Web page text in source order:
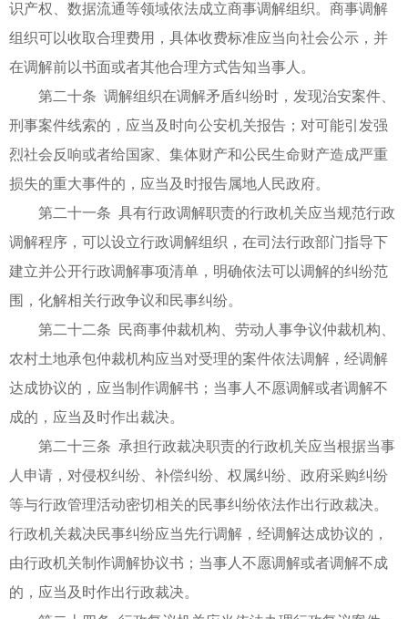
识产权、数据流通等领域依法成立商事调解组织。商事调解
组织可以收取合理费用，具体收费标准应当向社会公示，并
在调解前以书面或者其他合理方式告知当事人。
第二十条 调解组织在调解矛盾纠纷时，发现治安案件、
刑事案件线索的，应当及时向公安机关报告；对可能引发强
烈社会反响或者给国家、集体财产和公民生命财产造成严重
损失的重大事件的，应当及时报告属地人民政府。
第二十一条 具有行政调解职责的行政机关应当规范行政
调解程序，可以设立行政调解组织，在司法行政部门指导下
建立并公开行政调解事项清单，明确依法可以调解的纠纷范
围，化解相关行政争议和民事纠纷。
第二十二条 民商事仲裁机构、劳动人事争议仲裁机构、
农村土地承包仲裁机构应当对受理的案件依法调解，经调解
达成协议的，应当制作调解书；当事人不愿调解或者调解不
成的，应当及时作出裁决。
第二十三条 承担行政裁决职责的行政机关应当根据当事
人申请，对侵权纠纷、补偿纠纷、权属纠纷、政府采购纠纷
等与行政管理活动密切相关的民事纠纷依法作出行政裁决。
行政机关裁决民事纠纷应当先行调解，经调解达成协议的，
由行政机关制作调解协议书；当事人不愿调解或者调解不成
的，应当及时作出行政裁决。